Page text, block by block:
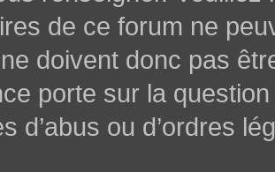
de ce forum ne
doivent donc pas
porte sur la
d’abus ou d’ordres